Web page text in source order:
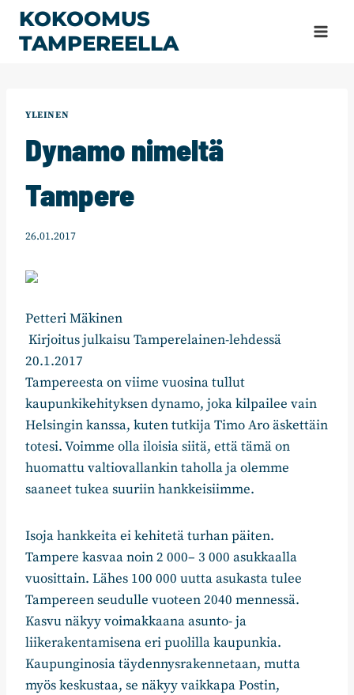
Siirry
sisältöön
KOKOOMUS
TAMPEREELLA
YLEINEN
Dynamo nimeltä
Tampere
26.01.2017
Petteri Mäkinen
Kirjoitus julkaisu Tamperelainen-lehdessä
20.1.2017
Tampereesta on viime vuosina tullut
kaupunkikehityksen dynamo, joka kilpailee vain
Helsingin kanssa, kuten tutkija Timo Aro äskettäin
totesi. Voimme olla iloisia siitä, että tämä on
huomattu valtiovallankin taholla ja olemme
saaneet tukea suuriin hankkeisiimme.
Isoja hankkeita ei kehitetä turhan päiten.
Tampere kasvaa noin 2 000– 3 000 asukkaalla
vuosittain. Lähes 100 000 uutta asukasta tulee
Tampereen seudulle vuoteen 2040 mennessä.
Kasvu näkyy voimakkaana asunto- ja
liikerakentamisena eri puolilla kaupunkia.
Kaupunginosia täydennysrakennetaan, mutta
myös keskustaa, se näkyy vaikkapa Postin,